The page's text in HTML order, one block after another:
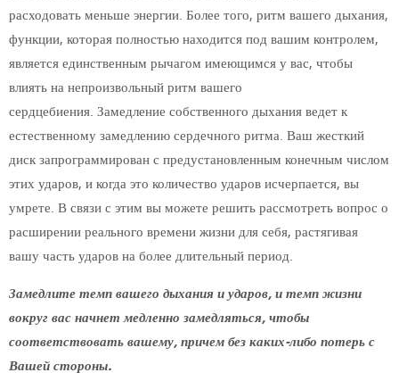
расходовать меньше энергии. Более того, ритм вашего дыхания,
функции, которая полностью находится под вашим контролем,
является единственным рычагом имеющимся у вас, чтобы
влиять на непроизвольный ритм вашего
сердцебиения. Замедление собственного дыхания ведет к
естественному замедлению сердечного ритма. Ваш жесткий
диск запрограммирован с предустановленным конечным числом
этих ударов, и когда это количество ударов исчерпается, вы
умрете. В связи с этим вы можете решить рассмотреть вопрос о
расширении реального времени жизни для себя, растягивая
вашу часть ударов на более длительный период.
Замедлите темп вашего дыхания и ударов, и темп жизни
вокруг вас начнет медленно замедляться, чтобы
соответствовать вашему, причем без каких-либо потерь с
Вашей стороны.